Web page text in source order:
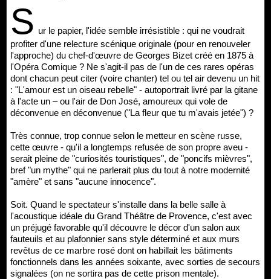
S ur le papier, l'idée semble irrésistible : qui ne voudrait
profiter d'une relecture scénique originale (pour en renouveler
l'approche) du chef-d'œuvre de Georges Bizet créé en 1875 à
l'Opéra Comique ? Ne s'agit-il pas de l'un de ces rares opéras
dont chacun peut citer (voire chanter) tel ou tel air devenu un hit
: "L'amour est un oiseau rebelle" - autoportrait livré par la gitane
à l'acte un – ou l'air de Don José, amoureux qui vole de
déconvenue en déconvenue ("La fleur que tu m'avais jetée") ?
Très connue, trop connue selon le metteur en scène russe,
cette œuvre - qu'il a longtemps refusée de son propre aveu -
serait pleine de "curiosités touristiques", de "poncifs mièvres",
bref "un mythe" qui ne parlerait plus du tout à notre modernité
"amère" et sans "aucune innocence".
Soit. Quand le spectateur s'installe dans la belle salle à
l'acoustique idéale du Grand Théâtre de Provence, c'est avec
un préjugé favorable qu'il découvre le décor d'un salon aux
fauteuils et au plafonnier sans style déterminé et aux murs
revêtus de ce marbre rosé dont on habillait les bâtiments
fonctionnels dans les années soixante, avec sorties de secours
signalées (on ne sortira pas de cette prison mentale).